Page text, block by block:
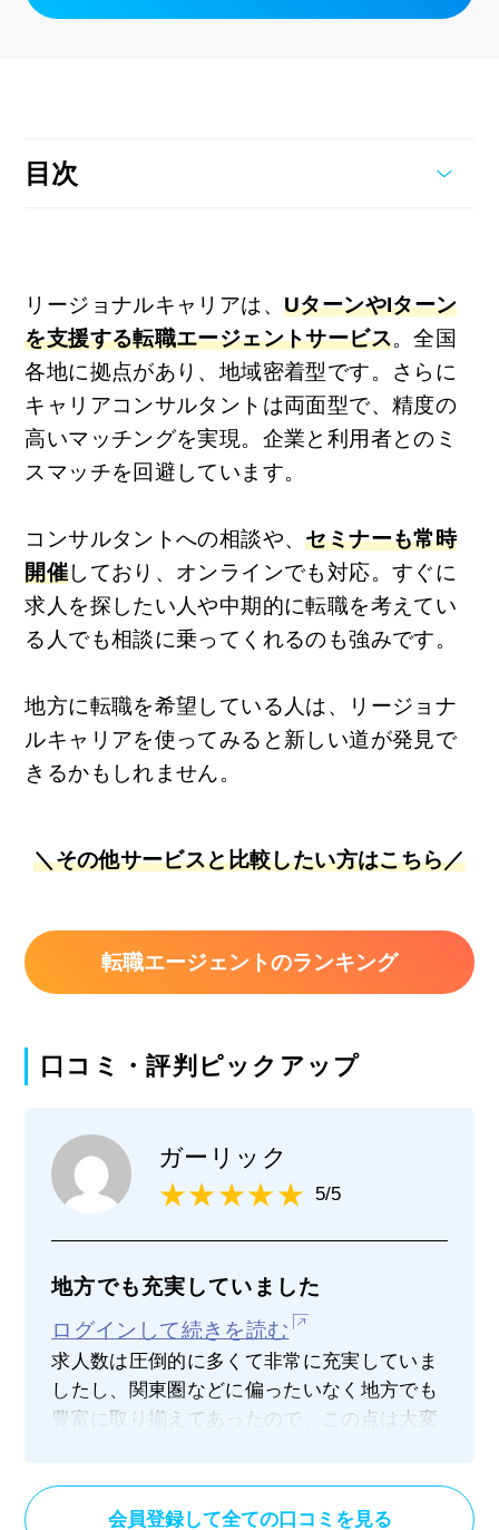
目次
リージョナルキャリアは、 UターンやIターン
を支援する転職エージェントサービス。全国
各地に拠点があり、地域密着型です。さらに
キャリアコンサルタントは両面型で、精度の
高いマッチングを実現。企業と利用者とのミ
スマッチを回避しています。
コンサルタントへの相談や、セミナーも常時
開催しており、オンラインでも対応。すぐに
求人を探したい人や中期的に転職を考えてい
る人でも相談に乗ってくれるのも強みです。
地方に転職を希望している人は、リージョナ
ルキャリアを使ってみると新しい道が発見で
きるかもしれません。
＼その他サービスと比較したい方はこちら／
転職エージェントのランキング
口コミ・評判ピックアップ
ガーリック
5/5
地方でも充実していました
ログインして続きを読む
求人数は圧倒的に多くて非常に充実していま
したし、関東圏などに偏ったいなく地方でも
豊富に取り揃えてあったので、この点は大変
で、それでも選択肢が広がったのは非常に助
会員登録して全ての口コミを見る